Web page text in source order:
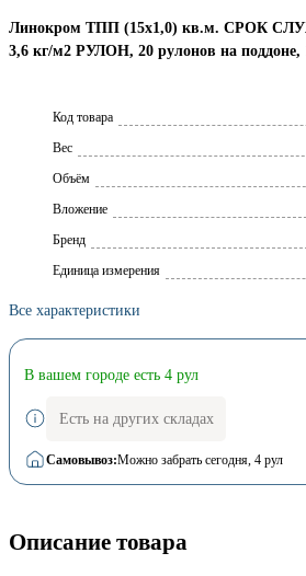
Линокром ТПП (15х1,0) кв.м. СРОК
3,6 кг/м2 РУЛОН, 20 рулонов на поддоне,
Код товара
Вес
Объём
Вложение
Брeнд
Единица измерения
Все характеристики
В вашем городе есть 4 рул
Есть на других складах
Самовывоз:Можно забрать сегодня, 4 рул
Описание товара